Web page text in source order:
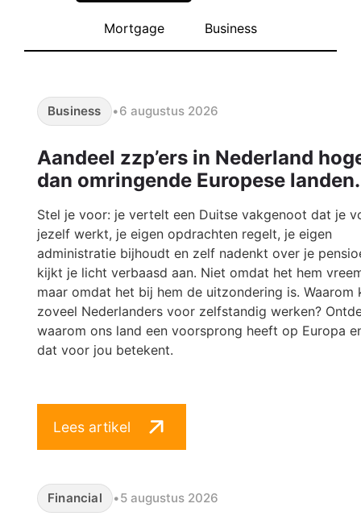
Mortgage Business
Business •6 augustus 2026
Aandeel zzp’ers in Nederland
dan omringende Europese landen.
Stel je voor: je vertelt een Duitse vakgenoot dat je
jezelf werkt, je eigen opdrachten regelt, je eigen
administratie bijhoudt en zelf nadenkt over je
kijkt je licht verbaasd aan. Niet omdat het hem
maar omdat het bij hem de uitzondering is. Waarom
zoveel Nederlanders voor zelfstandig werken?
waarom ons land een voorsprong heeft op Europa
dat voor jou betekent.
Lees artikel
Financial •5 augustus 2026